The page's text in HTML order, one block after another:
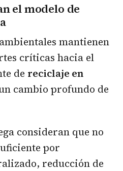
el modelo de
mantienen
críticas hacia el
de reciclaje en
cambio profundo de
consideran que no
por
reducción de